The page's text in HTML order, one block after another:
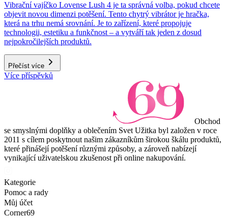
Vibrační vajíčko Lovense Lush 4 je ta správná volba, pokud chcete
objevit novou dimenzi potěšení. Tento chytrý vibrátor je hračka,
která na trhu nemá srovnání. Je to zařízení, které propojuje
technologii, estetiku a funkčnost – a vytváří tak jeden z dosud
nejpokročilejších produktů.
Přečíst více
Více příspěvků
Obchod
se smyslnými doplňky a oblečením Svet Užitka byl založen v roce
2011 s cílem poskytnout našim zákazníkům širokou škálu produktů,
které přinášejí potěšení různými způsoby, a zároveň nabízejí
vynikající uživatelskou zkušenost při online nakupování.
Kategorie
Pomoc a rady
Můj účet
Corner69